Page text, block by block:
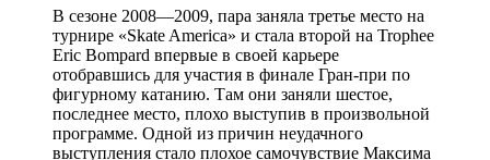
В сезоне 2008—2009, пара заняла третье место на
турнире «Skate America» и стала второй на Trophee
Eric Bompard впервые в своей карьере
отобравшись для участия в финале Гран-при по
фигурному катанию. Там они заняли шестое,
последнее место, плохо выступив в произвольной
программе. Одной из причин неудачного
выступления стало плохое самочувствие Максима